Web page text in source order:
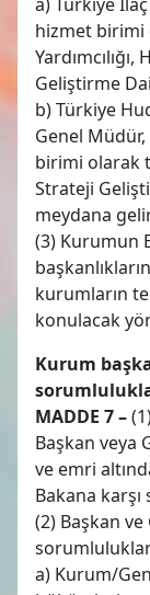
hizmet birimi
Geliştirme
b) Türkiye
Genel Müdür,
birimi olarak
Strateji
meydana
(3) Kurumun
kurumların
konulacak
Kurum
MADDE 7 –
Başkan veya
ve emri
Bakana
(2) Başkan
a) Kurum/